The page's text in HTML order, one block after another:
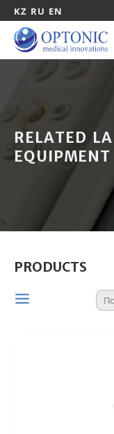
KZ RU EN
RELATED
EQUIPMENT
PRODUCTS